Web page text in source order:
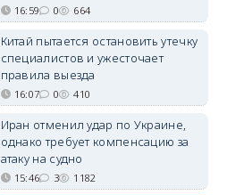
16:59 0 664
Китай пытается остановить утечку
специалистов и ужесточает
правила выезда
16:07 0 410
Иран отменил удар по Украине,
однако требует компенсацию за
атаку на судно
15:46 3 1182